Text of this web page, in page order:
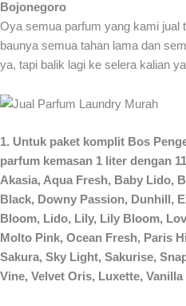
Bojonegoro
Oya semua parfum yang kami jual
baunya semua tahan lama dan
ya, tapi balik lagi ke selera kalian ya
1. Untuk paket komplit Bos
parfum kemasan 1 liter dengan
Akasia, Aqua Fresh, Baby Lido,
Black, Downy Passion, Dunhill,
Bloom, Lido, Lily, Lily Bloom,
Molto Pink, Ocean Fresh, Paris
Sakura, Sky Light, Sakurise,
Vine, Velvet Oris, Luxette, Vanilla